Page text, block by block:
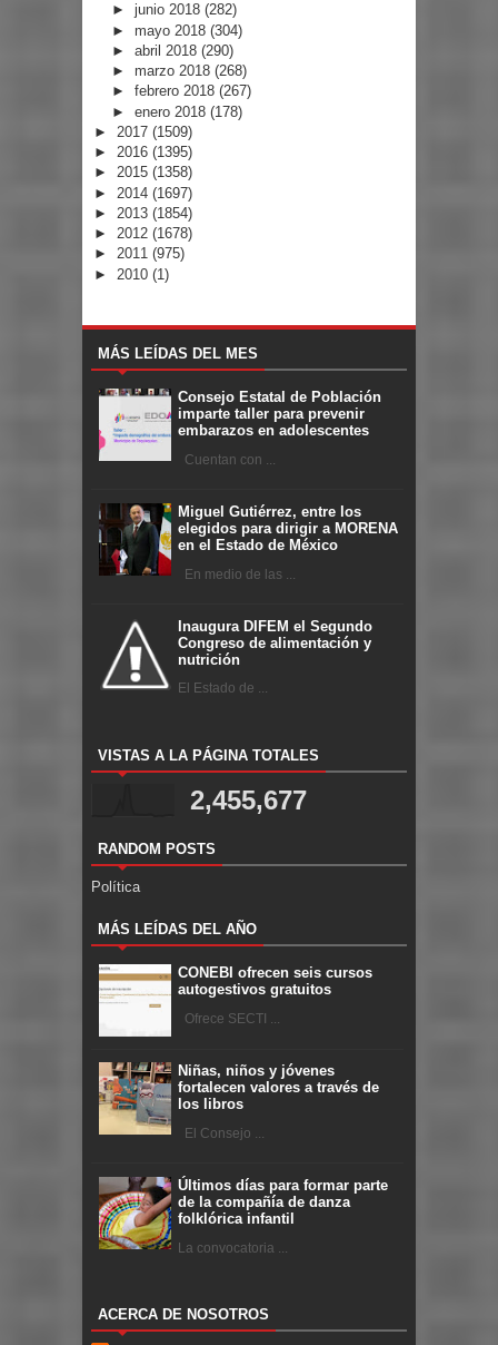
► junio 2018 (282)
► mayo 2018 (304)
► abril 2018 (290)
► marzo 2018 (268)
► febrero 2018 (267)
► enero 2018 (178)
► 2017 (1509)
► 2016 (1395)
► 2015 (1358)
► 2014 (1697)
► 2013 (1854)
► 2012 (1678)
► 2011 (975)
► 2010 (1)
MÁS LEÍDAS DEL MES
Consejo Estatal de Población
imparte taller para prevenir
embarazos en adolescentes
Cuentan con ...
Miguel Gutiérrez, entre los
elegidos para dirigir a MORENA
en el Estado de México
En medio de las ...
Inaugura DIFEM el Segundo
Congreso de alimentación y
nutrición
El Estado de ...
VISTAS A LA PÁGINA TOTALES
2,455,677
RANDOM POSTS
Política
MÁS LEÍDAS DEL AÑO
CONEBI ofrecen seis cursos
autogestivos gratuitos
Ofrece SECTI ...
Niñas, niños y jóvenes
fortalecen valores a través de
los libros
El Consejo ...
Últimos días para formar parte
de la compañía de danza
folklórica infantil
La convocatoria ...
ACERCA DE NOSOTROS